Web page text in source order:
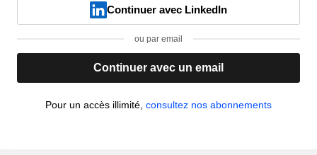
Continuer avec LinkedIn
ou par email
Continuer avec un email
Pour un accès illimité, consultez nos abonnements